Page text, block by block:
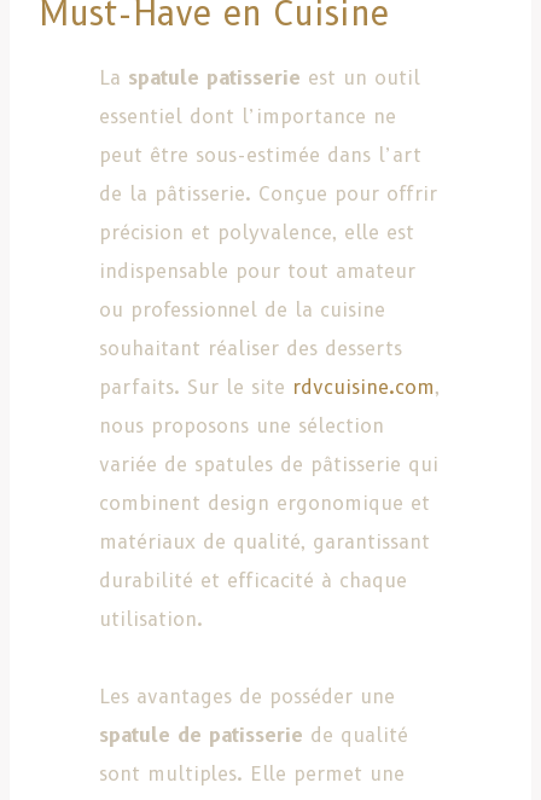
Must-Have en Cuisine
La spatule patisserie est un outil
essentiel dont l’importance ne
peut être sous-estimée dans l’art
de la pâtisserie. Conçue pour offrir
précision et polyvalence, elle est
indispensable pour tout amateur
ou professionnel de la cuisine
souhaitant réaliser des desserts
parfaits. Sur le site rdvcuisine.com,
nous proposons une sélection
variée de spatules de pâtisserie qui
combinent design ergonomique et
matériaux de qualité, garantissant
durabilité et efficacité à chaque
utilisation.
Les avantages de posséder une
spatule de patisserie de qualité
sont multiples. Elle permet une